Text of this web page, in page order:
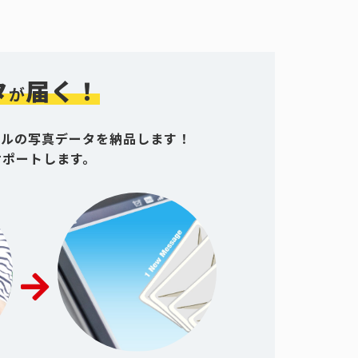
が届く！
の写真データを納品します！
ートします。